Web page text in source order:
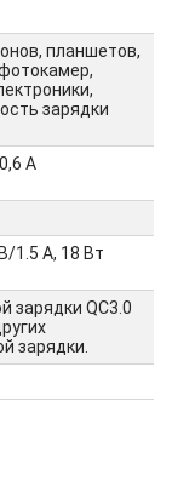
планшетов,
зарядки
А
1.5 A, 18 Вт
зарядки QC3.0
зарядки.